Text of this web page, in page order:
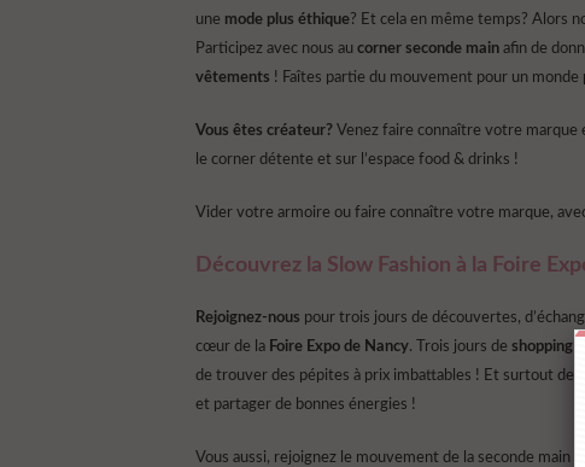
une mode plus éthique? Et cela en même temps? Alors
Participez avec nous au corner seconde main afin de
vêtements ! Faîtes partie du mouvement pour un monde
Vous êtes créateur? Venez faire connaître votre
le corner détente et sur l’espace food & drinks !
Vider votre armoire ou faire connaître votre marque,
Découvrez la Slow Fashion à la Foire
Rejoignez-nous pour trois jours de découvertes,
cœur de la Foire Expo de Nancy. Trois jours de shopping
de trouver des pépites à prix imbattables ! Et surtout de
et partager de bonnes énergies !
Vous aussi, rejoignez le mouvement de la seconde main